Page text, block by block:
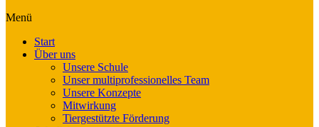
Menü
Start
Über uns
Unsere Schule
Unser multiprofessionelles Team
Unsere Konzepte
Mitwirkung
Tiergestützte Förderung